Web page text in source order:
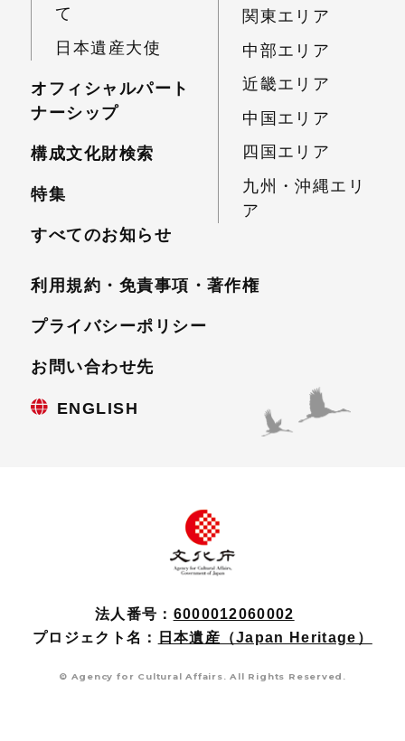
て
日本遺産大使
オフィシャルパート
ナーシップ
構成文化財検索
特集
すべてのお知らせ
関東エリア
中部エリア
近畿エリア
中国エリア
四国エリア
九州・沖縄エリ
ア
利用規約・免責事項・著作権
プライバシーポリシー
お問い合わせ先
ENGLISH
法人番号： 6000012060002
プロジェクト名：
日本遺産（Japan Heritage）
© Agency for Cultural Affairs. All Rights Reserved.